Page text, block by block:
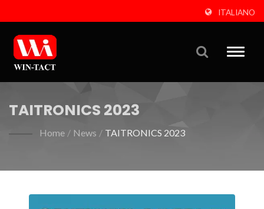
ITALIANO
Toggle
TAITRONICS 2023
Home / News / TAITRONICS 2023